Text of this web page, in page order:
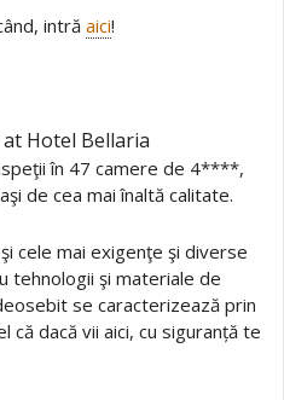
intră aici!
în 47 camere de 4****,
de cea mai înaltă calitate.
cele mai exigenţe şi diverse
tehnologii şi materiale de
se caracterizează prin
dacă vii aici, cu siguranță te